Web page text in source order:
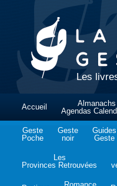
Les
Accueil
Almanachs
Agendas
Geste
Poche
Geste
noir
Guides
Geste
Les
Provinces Retrouvées